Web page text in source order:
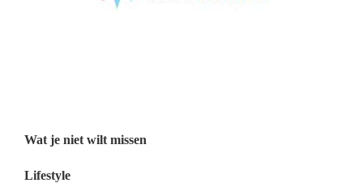
Wat je niet wilt missen
Lifestyle